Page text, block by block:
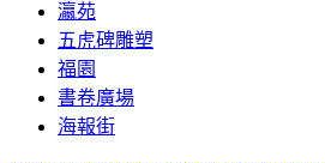
瀛苑
五虎碑雕塑
福園
書卷廣場
海報街